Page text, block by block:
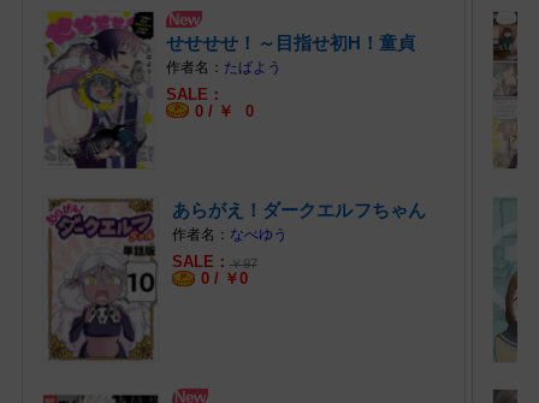
せせせせ！～目指せ初H！童貞
女子のとき… (1)
たばよう
0 / ￥ 0
あらがえ！ダークエルフちゃん
【単話版】 (10)
なべゆう
￥97
0 / ￥0